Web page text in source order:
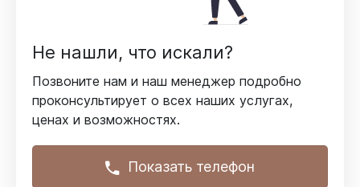
Не нашли, что искали?
Позвоните нам и наш менеджер подробно
проконсультирует о всех наших услугах,
ценах и возможностях.
Показать телефон